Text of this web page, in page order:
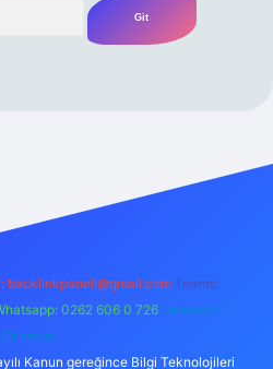
backlinkpaneli@gmail.com Teams:
0262 606 0 726 Telegram:
@karabul
Kanun gereğince Bilgi Teknolojileri